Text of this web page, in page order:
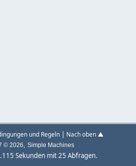
und Regeln | Nach oben ▲
© 2026, Simple Machines
Sekunden mit 25 Abfragen.